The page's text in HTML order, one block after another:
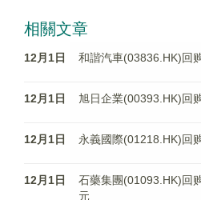
相關文章
12月1日 和諧汽車(03836.HK)回
12月1日 旭日企業(00393.HK)回
12月1日 永義國際(01218.HK)回
12月1日
石藥集團(01093.HK)回
元